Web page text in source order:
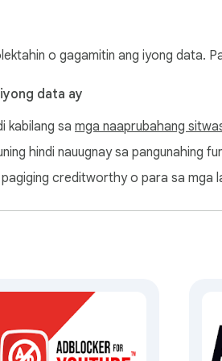
walang distraction at hindi na
mo kung anong mga ad
i-install at gamitin. Ito ay
for a clean and distraction-free
o gagamitin ang iyong data.
data ay
kabilang sa mga naaprubahang
hindi nauugnay sa pangunahing
creditworthy o para sa mga